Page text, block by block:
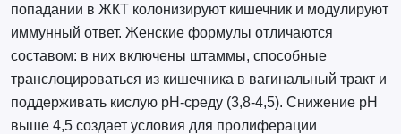
попадании в ЖКТ колонизируют кишечник и модулируют
иммунный ответ. Женские формулы отличаются
составом: в них включены штаммы, способные
транслоцироваться из кишечника в вагинальный тракт и
поддерживать кислую pH-среду (3,8-4,5). Снижение pH
выше 4,5 создает условия для пролиферации